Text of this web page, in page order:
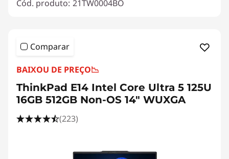
Cód. produto: 21TW0004BO
Comparar
BAIXOU DE PREÇO📉
ThinkPad E14 Intel Core Ultra 5 125U
16GB 512GB Non-OS 14" WUXGA
(223)